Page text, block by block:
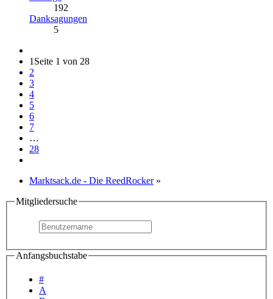
192
Danksagungen
5
1 Seite 1 von 28
2
3
4
5
6
7
…
28
Marktsack.de - Die ReedRocker »
Mitgliedersuche
Anfangsbuchstabe
#
A